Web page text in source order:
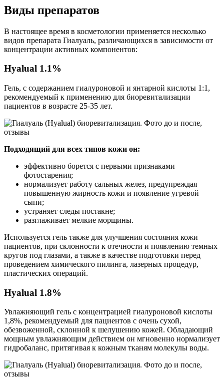
Виды препаратов
В настоящее время в косметологии применяется несколько
видов препарата Гиалуаль, различающихся в зависимости от
концентрации активных компонентов:
Hyalual 1.1%
Гель, с содержанием гиалуроновой и янтарной кислоты 1:1,
рекомендуемый к применению для биоревитализации
пациентов в возрасте 25-35 лет.
Подходящий для всех типов кожи он:
эффективно борется с первыми признаками
фотостарения;
нормализует работу сальных желез, предупреждая
повышенную жирность кожи и появление угревой
сыпи;
устраняет следы постакне;
разглаживает мелкие морщины.
Используется гель также для улучшения состояния кожи
пациентов, при склонности к отечности и появлению темных
кругов под глазами, а также в качестве подготовки перед
проведением химического пилинга, лазерных процедур,
пластических операций.
Hyalual 1.8%
Увлажняющий гель с концентрацией гиалуроновой кислоты
1,8%, рекомендуемый для пациентов с очень сухой,
обезвоженной, склонной к шелушению кожей. Обладающий
мощным увлажняющим действием он мгновенно нормализует
гидробаланс, притягивая к кожным тканям молекулы воды.